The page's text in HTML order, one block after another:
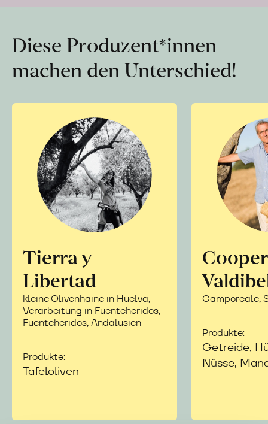
Diese Produzent*innen
machen den Unterschied!
Tierra y
Libertad
kleine Olivenhaine in Huelva,
Verarbeitung in Fuenteheridos,
Fuenteheridos, Andalusien
Produkte:
Tafeloliven
Camporeale,
Produkte:
Getreide,
Nüsse,